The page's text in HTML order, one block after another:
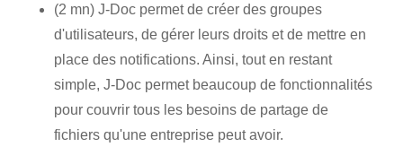
(2 mn) J-Doc permet de créer des groupes
d'utilisateurs, de gérer leurs droits et de mettre en
place des notifications. Ainsi, tout en restant
simple, J-Doc permet beaucoup de fonctionnalités
pour couvrir tous les besoins de partage de
fichiers qu'une entreprise peut avoir.